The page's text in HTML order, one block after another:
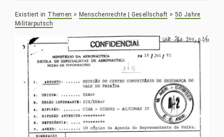
Existiert in Themen > Menschenrechte | Gesellschaft > 50 Jahre
Militärputsch